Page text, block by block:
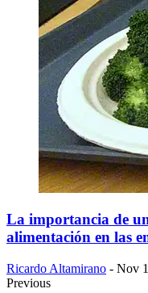
La importancia de
alimentación en las
Ricardo Altamirano - Nov
Previous